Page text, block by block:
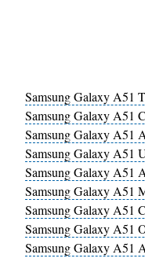
Samsung Galaxy A51
Samsung Galaxy A51
Samsung Galaxy A51
Samsung Galaxy A51
Samsung Galaxy A51
Samsung Galaxy A51
Samsung Galaxy A51
Samsung Galaxy A51
Samsung Galaxy A51